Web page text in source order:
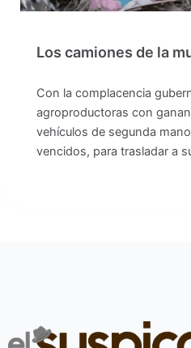
Los camiones de la
Con la complacencia
agroproductoras con
vehículos de segunda
vencidos, para trasladar a